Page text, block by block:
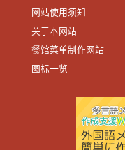
网站使用须知
关于本网站
餐馆菜单制作网站
图标一览